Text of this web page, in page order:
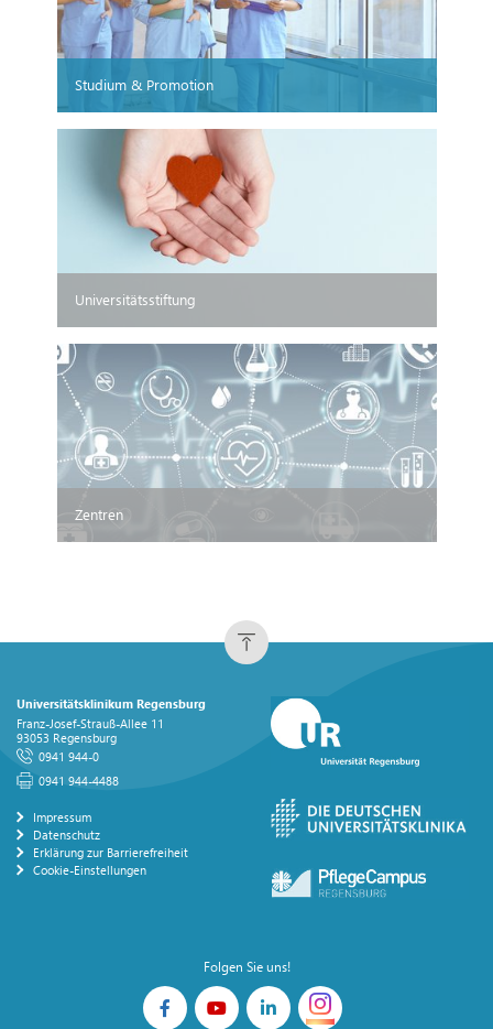
Studium & Promotion
Universitätsstiftung
Zentren
Universitätsklinikum Regensburg
Franz-Josef-Strauß-Allee 11
93053 Regensburg
0941 944-0
0941 944-4488
Impressum
Datenschutz
Erklärung zur Barrierefreiheit
Cookie-Einstellungen
Folgen Sie uns!